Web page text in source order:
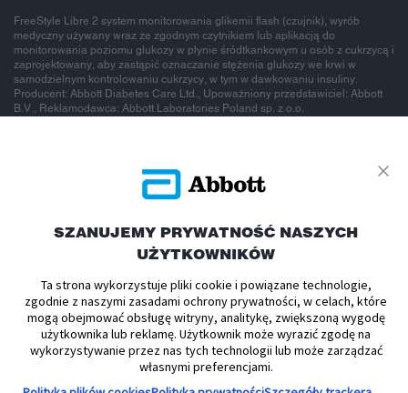
FreeStyle Libre 2 system monitorowania glikemii flash (czujnik), wyrób
medyczny używany wraz ze zgodnym czytnikiem lub aplikacją do
monitorowania poziomu glukozy w płynie śródtkankowym u osób z cukrzycą i
zaprojektowany, aby zastąpić oznaczanie stężenia glukozy we krwi w
samodzielnym kontrolowaniu cukrzycy, w tym w dawkowaniu insuliny.
Producent: Abbott Diabetes Care Ltd., Upoważniony przedstawiciel: Abbott
B.V., Reklamodawca: Abbott Laboratories Poland sp. z o.o.
To jest wyrób
medyczny.
Używaj go
zgodnie z
SZANUJEMY PRYWATNOŚĆ NASZYCH
UŻYTKOWNIKÓW
Ta strona wykorzystuje pliki cookie i powiązane technologie,
zgodnie z naszymi zasadami ochrony prywatności, w celach, które
mogą obejmować obsługę witryny, analitykę, zwiększoną wygodę
użytkownika lub reklamę. Użytkownik może wyrazić zgodę na
wykorzystywanie przez nas tych technologii lub może zarządzać
własnymi preferencjami.